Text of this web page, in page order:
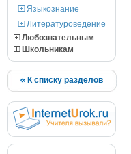
Языкознание
Литературоведение
Любознательным
Школьникам
К списку разделов